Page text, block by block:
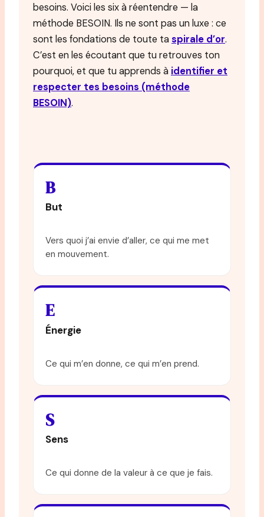
besoins. Voici les six à réentendre — la
méthode BESOIN. Ils ne sont pas un luxe : ce
sont les fondations de toute taspirale d’or.
C’est en les écoutant que tu retrouves ton
pourquoi, et que tu apprends à identifier et
respecter tes besoins (méthode
BESOIN).
B
But
Vers quoi j’ai envie d’aller, ce qui me met
en mouvement.
E
Énergie
Ce qui m’en donne, ce qui m’en prend.
S
Sens
Ce qui donne de la valeur à ce que je fais.